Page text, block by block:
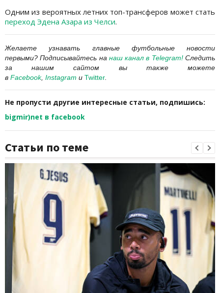
Одним из вероятных летних топ-трансферов может стать
переход Эдена Азара из Челси.
Желаете узнавать
главные футбольные новости
первыми? Подписывайтесь на наш канал в Telegram!Следить
за нашим сайтом вы также можете
в Facebook, Instagram и Twitter.
Не пропусти другие интересные статьи, подпишись:
bigmir)net в facebook
Статьи по теме